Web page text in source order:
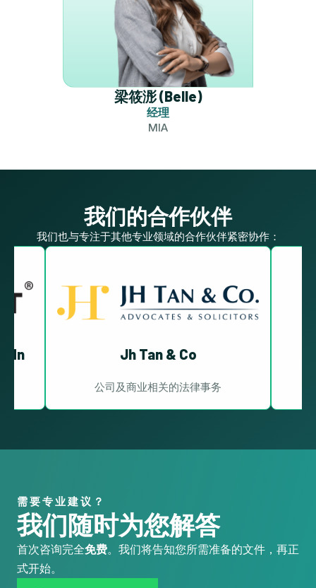
梁筱浵 (Belle)
经理
MIA
我们的合作伙伴
我们也与专注于其他专业领域的合作伙伴紧密协作：
Jh Tan & Co
公司及商业相关的法律事务
需要专业建议？
我们随时为您解答
首次咨询完全免费。我们将告知您所需准备的文件，再正
式开始。